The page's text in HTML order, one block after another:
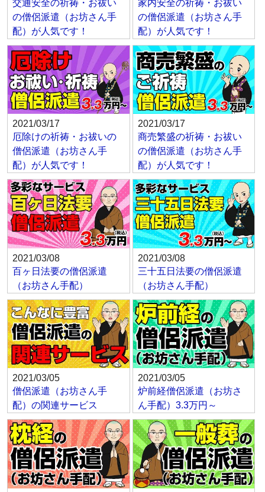
交通安全の祈祷・お祓い
の僧侶派遣（お坊さん手
配）が人気です！
家内安全の祈祷・お祓い
の僧侶派遣（お坊さん手
配）が人気です！
2021/03/17
厄除けの祈祷・お祓いの
僧侶派遣（お坊さん手
配）が人気です！
2021/03/17
商売繁盛の祈祷・お祓い
の僧侶派遣（お坊さん手
配）が人気です！
2021/03/08
百ヶ日法要の僧侶派遣
（お坊さん手配）
2021/03/08
三十五日法要の僧侶派遣
（お坊さん手配）
2021/03/05
僧侶派遣（お坊さん手
配）の関連サービス
2021/03/05
炉前経僧侶派遣（お坊さ
ん手配）3.3万円～